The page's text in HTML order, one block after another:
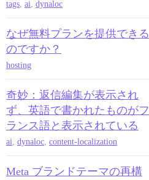
tags, ai, dynaloc
なぜ無料プランを提供できる
のですか？
hosting
奇妙：返信編集が表示され
ず、英語で書かれたものがフ
ランス語と表示されている
ai, dynaloc, content-localization
Meta ブランドテーマの再構